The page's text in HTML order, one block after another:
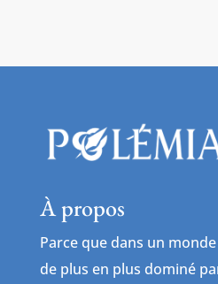
À propos
Parce que dans un
de plus en plus dominé